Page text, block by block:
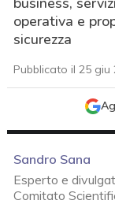
operativa e
sicurezza
Pubblicato il 25 giu
Sandro Sana
Esperto e
Comitato